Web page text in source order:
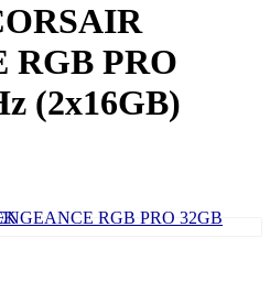
RGB PRO
(2x16GB)